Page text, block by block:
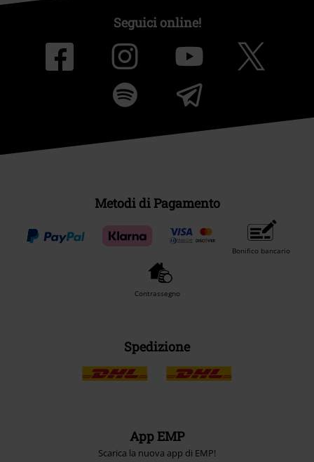
Seguici online!
Metodi di Pagamento
Bonifico bancario
Contrassegno
Spedizione
App EMP
Scarica la nuova app di EMP!